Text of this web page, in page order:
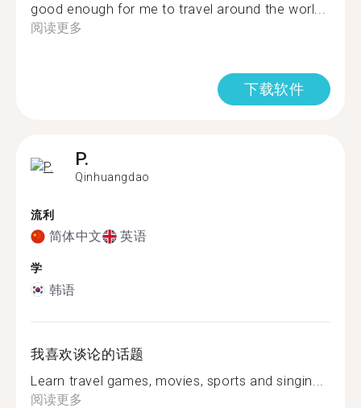
good enough for me to travel around the worl...
阅读更多
下载软件
P.
Qinhuangdao
流利
简体中文 英语
学
韩语
我喜欢谈论的话题
Learn travel games, movies, sports and singin...
阅读更多